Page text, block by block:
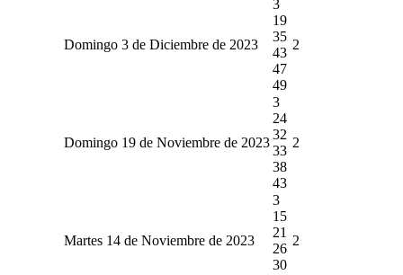
Domingo 3 de Diciembre de 2023
3
19
35
43
47
49
2
Domingo 19 de Noviembre de 2023
3
24
32
33
38
43
2
Martes 14 de Noviembre de 2023
3
15
21
26
30
2